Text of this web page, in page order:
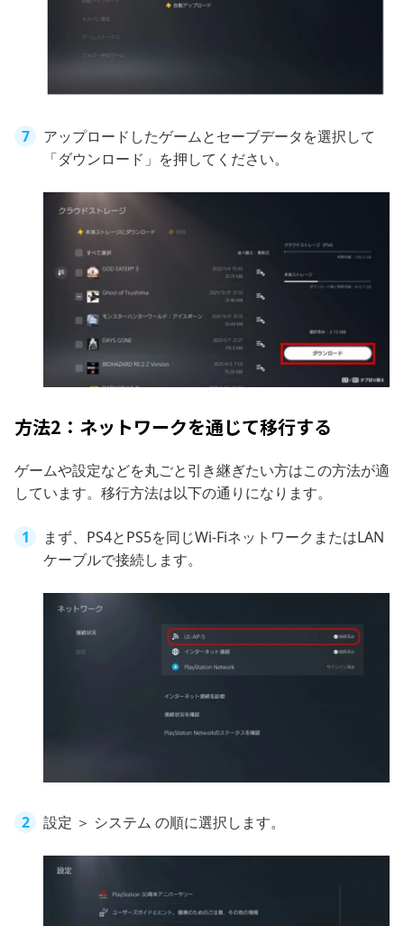
アップロードしたゲームとセーブデータを選択して
「ダウンロード」を押してください。
方法2：ネットワークを通じて移行する
ゲームや設定などを丸ごと引き継ぎたい方はこの方法が適
しています。移行方法は以下の通りになります。
まず、PS4とPS5を同じWi-FiネットワークまたはLAN
ケーブルで接続します。
設定 ＞ システム の順に選択します。